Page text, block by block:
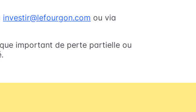
investir@lefourgon.com ou via
important de perte partielle ou